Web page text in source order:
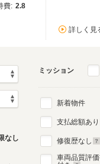
費: 2.8
詳しく見
なし
ミッション
新着物件
支払総額あり
修復歴なし
車両品質評